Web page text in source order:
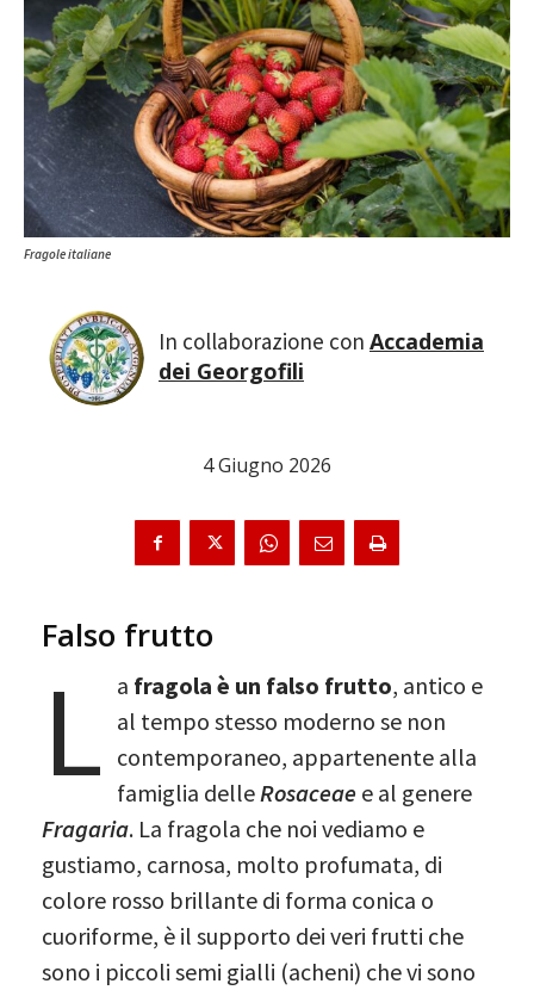
Fragole italiane
Accademia
dei Georgofili
4 Giugno 2026
Falso frutto
L a fragola è un falso frutto, antico e
al tempo stesso moderno se non
contemporaneo, appartenente alla
famiglia delle Rosaceae e al genere
Fragaria. La fragola che noi vediamo e
gustiamo, carnosa, molto profumata, di
colore rosso brillante di forma conica o
cuoriforme, è il supporto dei veri frutti che
sono i piccoli semi gialli (acheni) che vi sono